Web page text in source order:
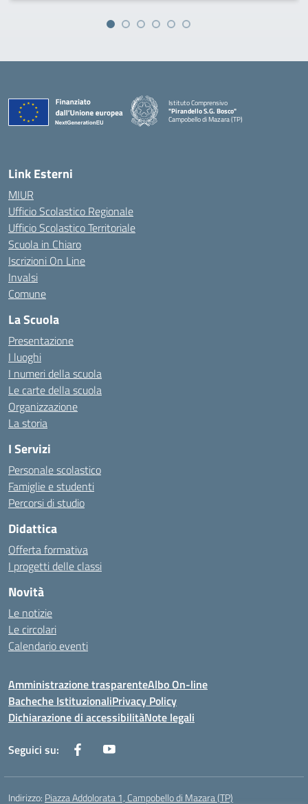
Istituto Comprensivo
"Pirandello S.G. Bosco"
Campobello di Mazara (TP)
— Visita la pagina iniziale della scuola
Link Esterni
MIUR
Ufficio Scolastico Regionale
Ufficio Scolastico Territoriale
Scuola in Chiaro
Iscrizioni On Line
Invalsi
Comune
La Scuola
Presentazione
I luoghi
I numeri della scuola
Le carte della scuola
Organizzazione
La storia
I Servizi
Personale scolastico
Famiglie e studenti
Percorsi di studio
Didattica
Offerta formativa
I progetti delle classi
Novità
Le notizie
Le circolari
Calendario eventi
Amministrazione trasparenteAlbo On-line
Bacheche IstituzionaliPrivacy Policy
Dichiarazione di accessibilitàNote legali
Seguici su:
Indirizzo: Piazza Addolorata 1, Campobello di Mazara (TP)